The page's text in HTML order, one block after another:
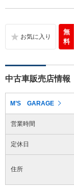
無
料
中古車販売店情報
M’S GARAGE
営業時間
定休日
住所